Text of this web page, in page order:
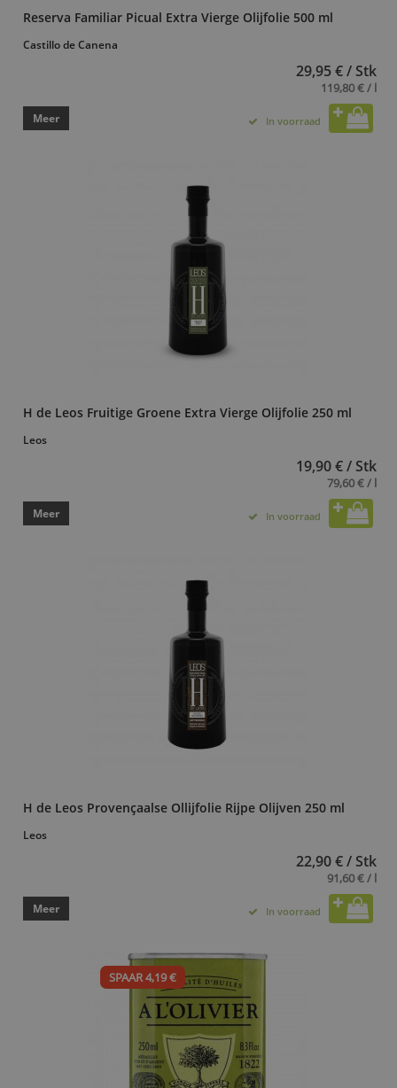
Reserva Familiar Picual Extra Vierge Olijfolie 500 ml
Castillo de Canena
29,95 € / Stk
119,80 € / l
Meer In voorraad
H de Leos Fruitige Groene Extra Vierge Olijfolie 250 ml
Leos
19,90 € / Stk
79,60 € / l
Meer In voorraad
H de Leos Provençaalse Ollijfolie Rijpe Olijven 250 ml
Leos
22,90 € / Stk
91,60 € / l
Meer In voorraad
SPAAR 4,19 €